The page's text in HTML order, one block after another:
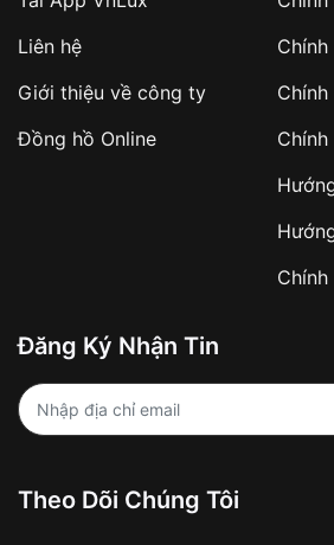
sản phẩm đặc biệt
Khách hàng cần
đặt cọc
hàng
Số tiền còn lại thanh toán
✔️ Hạn chế tình trạng hủy
Từ khóa SEO:
Khách hàng được
thanh toán
Liên hệ
Giới thiệu về công ty
Đồng hồ Online
Đăng Ký Nhận Tin
Theo Dõi Chúng Tôi